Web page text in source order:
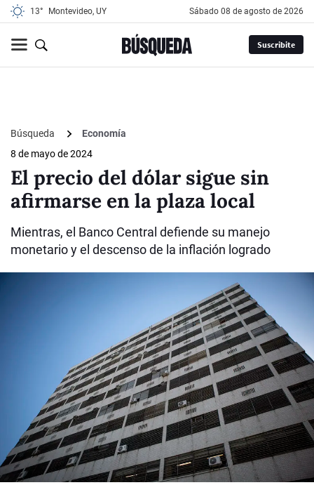
13° Montevideo, UY sábado 08 de agosto de 2026
Suscribite
Búsqueda
Economía
8 de mayo de 2024
El precio del dólar sigue sin
afirmarse en la plaza local
Mientras, el Banco Central defiende su manejo
monetario y el descenso de la inflación logrado